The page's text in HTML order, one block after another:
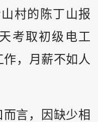
村的陈丁山报
考取初级电工
，月薪不如人
言，因缺少相